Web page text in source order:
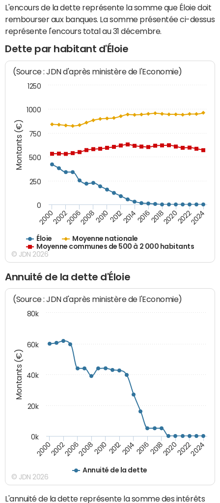
L'encours de la dette représente la somme que Éloie doit
rembourser aux banques. La somme présentée ci-dessus
représente l'encours total au 31 décembre.
Dette par habitant d'Éloie
Montants (€)
(Source : JDN d'après ministère de l'Economie)
Éloie
Moyenne nationale
Moyenne communes de 500 à 2 000 habitants
200020022006200820102012201420162018202020222024
0
250
500
750
1000
1250
© JDN 2026
Annuité de la dette d'Éloie
Montants (€)
(Source : JDN d'après ministère de l'Economie)
Annuité de la dette
20002002200620082010 2012201420162018202020222024
0k
20k
40k
60k
80k
© JDN 2026
L'annuité de la dette représente la somme des intérêts